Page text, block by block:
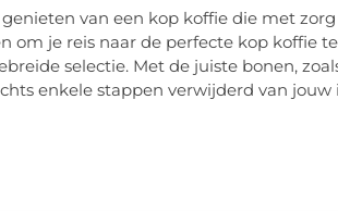
van een kop koffie die met
je reis naar de perfecte kop koffie
selectie. Met de juiste bonen,
enkele stappen verwijderd van